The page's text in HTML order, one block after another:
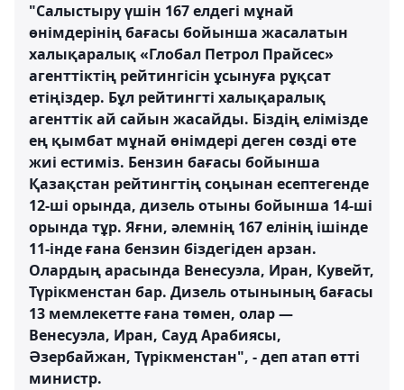
"Салыстыру үшін 167 елдегі мұнай
өнімдерінің бағасы бойынша жасалатын
халықаралық «Глобал Петрол Прайсес»
агенттіктің рейтингісін ұсынуға рұқсат
етіңіздер. Бұл рейтингті халықаралық
агенттік ай сайын жасайды. Біздің елімізде
ең қымбат мұнай өнімдері деген сөзді өте
жиі естиміз. Бензин бағасы бойынша
Қазақстан рейтингтің соңынан есептегенде
12-ші орында, дизель отыны бойынша 14-ші
орында тұр. Яғни, әлемнің 167 елінің ішінде
11-інде ғана бензин біздегіден арзан.
Олардың арасында Венесуэла, Иран, Кувейт,
Түрікменстан бар. Дизель отынының бағасы
13 мемлекетте ғана төмен, олар —
Венесуэла, Иран, Сауд Арабиясы,
Әзербайжан, Түрікменстан", - деп атап өтті
министр.